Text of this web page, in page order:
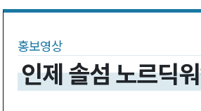
홍보영상
인제 솔섬 노르딕